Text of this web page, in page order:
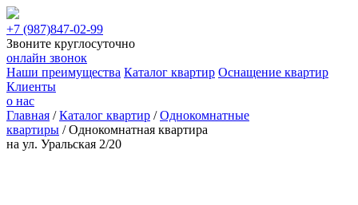
+7 (987)847-02-99
Звоните круглосуточно
онлайн звонок
Наши преимущества Каталог квартир Оснащение квартир
Клиенты
о нас
Главная /Каталог квартир /Однокомнатные
квартиры /Однокомнатная квартира
на ул. Уральская 2/20